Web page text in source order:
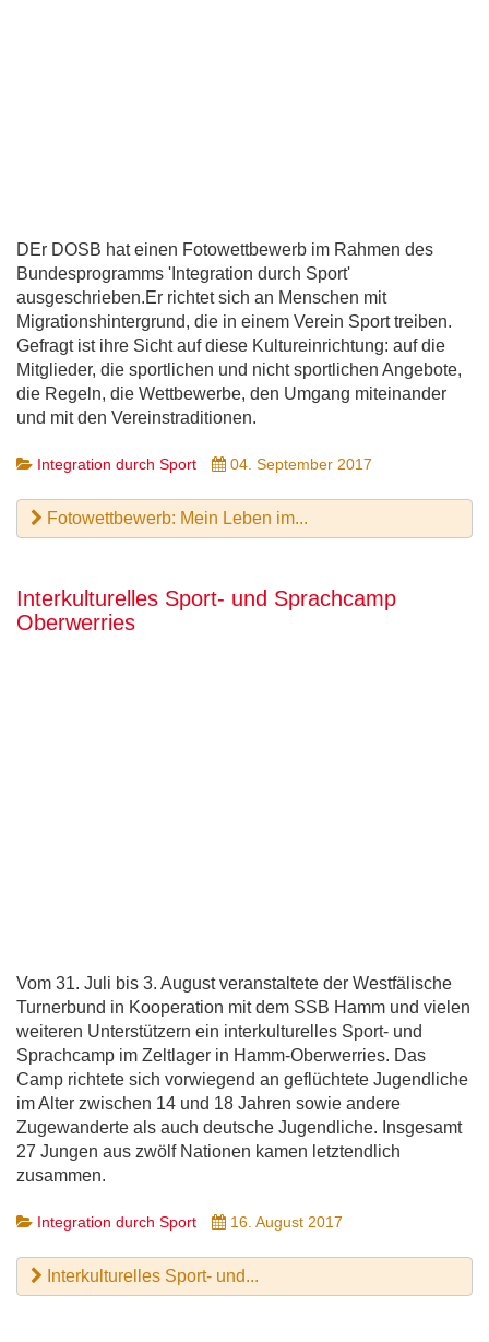
DEr DOSB hat einen Fotowettbewerb im Rahmen des
Bundesprogramms 'Integration durch Sport'
ausgeschrieben.Er richtet sich an Menschen mit
Migrationshintergrund, die in einem Verein Sport treiben.
Gefragt ist ihre Sicht auf diese Kultureinrichtung: auf die
Mitglieder, die sportlichen und nicht sportlichen Angebote,
die Regeln, die Wettbewerbe, den Umgang miteinander
und mit den Vereinstraditionen.
Integration durch Sport 04. September 2017
Fotowettbewerb: Mein Leben im...
Interkulturelles Sport- und Sprachcamp
Oberwerries
Vom 31. Juli bis 3. August veranstaltete der Westfälische
Turnerbund in Kooperation mit dem SSB Hamm und vielen
weiteren Unterstützern ein interkulturelles Sport- und
Sprachcamp im Zeltlager in Hamm-Oberwerries. Das
Camp richtete sich vorwiegend an geflüchtete Jugendliche
im Alter zwischen 14 und 18 Jahren sowie andere
Zugewanderte als auch deutsche Jugendliche. Insgesamt
27 Jungen aus zwölf Nationen kamen letztendlich
zusammen.
Integration durch Sport 16. August 2017
Interkulturelles Sport- und...